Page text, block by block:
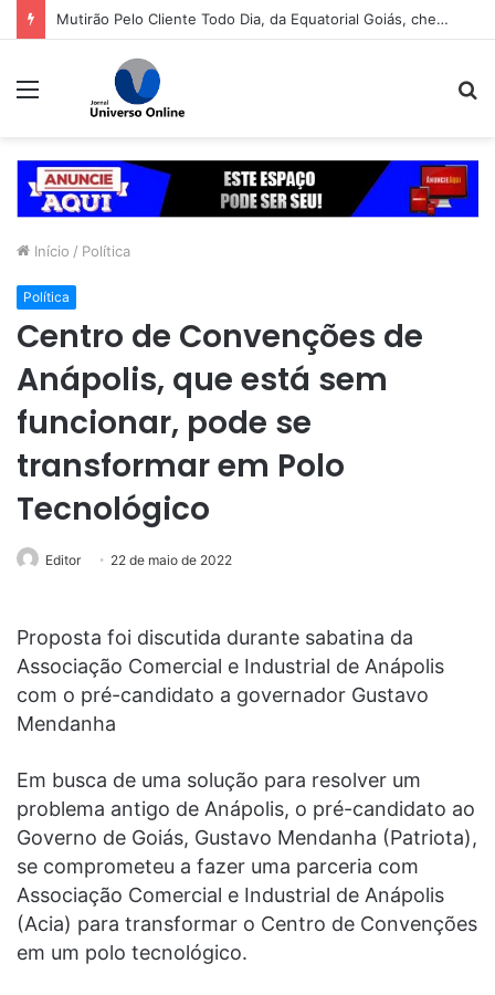
Mutirão Pelo Cliente Todo Dia, da Equatorial Goiás, chega a Goiânia na próxima segunda-feira (10)
Menu
Início / Política
Política
Centro de Convenções de
Anápolis, que está sem
funcionar, pode se
transformar em Polo
Tecnológico
Editor 22 de maio de 2022
Proposta foi discutida durante sabatina da
Associação Comercial e Industrial de Anápolis
com o pré-candidato a governador Gustavo
Mendanha
Em busca de uma solução para resolver um
problema antigo de Anápolis, o pré-candidato ao
Governo de Goiás, Gustavo Mendanha (Patriota),
se comprometeu a fazer uma parceria com
Associação Comercial e Industrial de Anápolis
(Acia) para transformar o Centro de Convenções
em um polo tecnológico.